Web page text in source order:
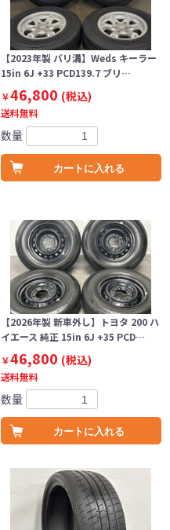
【2023年製 バリ溝】Weds キーラー
15in 6J +33 PCD139.7 ブリ…
￥46,800 (税込)
送料無料
数量
カートに入れる
【2026年製 新車外し】トヨタ 200 ハ
イエース 純正 15in 6J +35 PCD…
￥46,800 (税込)
送料無料
数量
カートに入れる